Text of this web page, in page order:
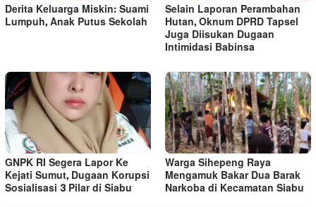
Derita Keluarga Miskin: Suami
Lumpuh, Anak Putus Sekolah
Selain Laporan Perambahan
Hutan, Oknum DPRD Tapsel
Juga Diisukan Dugaan
Intimidasi Babinsa
GNPK RI Segera Lapor Ke
Kejati Sumut, Dugaan Korupsi
Sosialisasi 3 Pilar di Siabu
Warga Sihepeng Raya
Mengamuk Bakar Dua Barak
Narkoba di Kecamatan Siabu